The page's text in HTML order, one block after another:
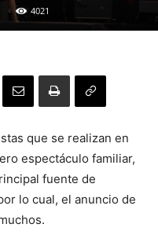
4021
que se realizan en
espectáculo familiar,
fuente de
lo cual, el anuncio de